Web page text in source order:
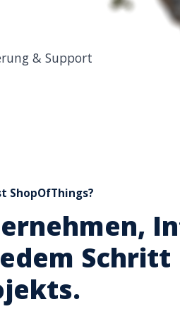
& Support
ShopOfThings?
Schritt